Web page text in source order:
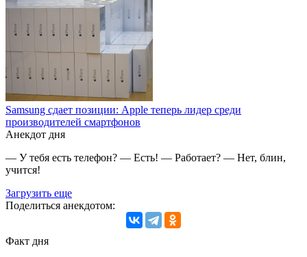
Samsung сдает позиции: Apple теперь лидер среди
производителей смартфонов
Анекдот дня
— У тебя есть телефон? — Есть! — Работает? — Нет, блин,
учится!
Загрузить еще
Поделиться анекдотом:
Факт дня